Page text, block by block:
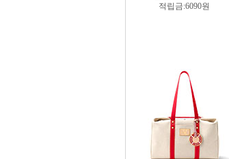
적립금:6090원